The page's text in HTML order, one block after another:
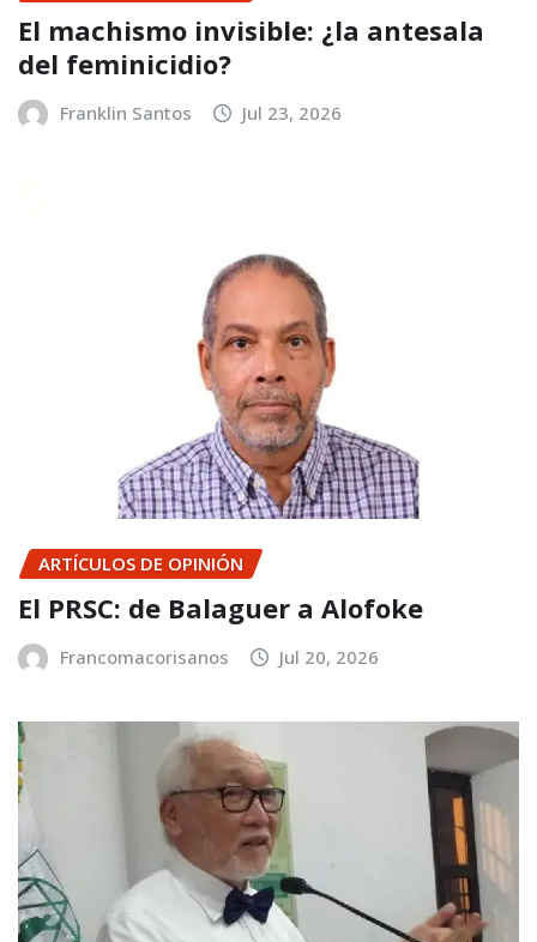
El machismo invisible: ¿la antesala
del feminicidio?
Franklin Santos Jul 23, 2026
ARTÍCULOS DE OPINIÓN
El PRSC: de Balaguer a Alofoke
Francomacorisanos Jul 20, 2026